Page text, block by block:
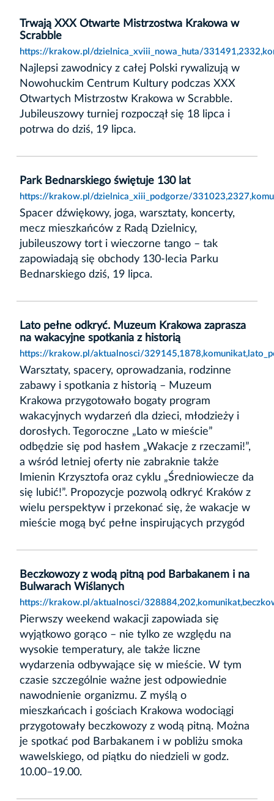
Trwają XXX Otwarte Mistrzostwa Krakowa w
Scrabble
https://krakow.pl/dzielnica_xviii_nowa_huta/
Najlepsi zawodnicy z całej Polski rywalizują w
Nowohuckim Centrum Kultury podczas XXX
Otwartych Mistrzostw Krakowa w Scrabble.
Jubileuszowy turniej rozpoczął się 18 lipca i
potrwa do dziś, 19 lipca.
Park Bednarskiego świętuje 130 lat
https://krakow.pl/dzielnica_xiii_podgorze/
Spacer dźwiękowy, joga, warsztaty, koncerty,
mecz mieszkańców z Radą Dzielnicy,
jubileuszowy tort i wieczorne tango – tak
zapowiadają się obchody 130-lecia Parku
Bednarskiego dziś, 19 lipca.
Lato pełne odkryć. Muzeum Krakowa zaprasza
na wakacyjne spotkania z historią
https://krakow.pl/aktualnosci/
Warsztaty, spacery, oprowadzania, rodzinne
zabawy i spotkania z historią – Muzeum
Krakowa przygotowało bogaty program
wakacyjnych wydarzeń dla dzieci, młodzieży i
dorosłych. Tegoroczne „Lato w mieście”
odbędzie się pod hasłem „Wakacje z rzeczami!”,
a wśród letniej oferty nie zabraknie także
Imienin Krzysztofa oraz cyklu „Średniowiecze da
się lubić!”. Propozycje pozwolą odkryć Kraków z
wielu perspektyw i przekonać się, że wakacje w
mieście mogą być pełne inspirujących przygód
Beczkowozy z wodą pitną pod Barbakanem i na
Bulwarach Wiślanych
https://krakow.pl/aktualnosci/
Pierwszy weekend wakacji zapowiada się
wyjątkowo gorąco – nie tylko ze względu na
wysokie temperatury, ale także liczne
wydarzenia odbywające się w mieście. W tym
czasie szczególnie ważne jest odpowiednie
nawodnienie organizmu. Z myślą o
mieszkańcach i gościach Krakowa wodociągi
przygotowały beczkowozy z wodą pitną. Można
je spotkać pod Barbakanem i w pobliżu smoka
wawelskiego, od piątku do niedzieli w godz.
10.00–19.00.